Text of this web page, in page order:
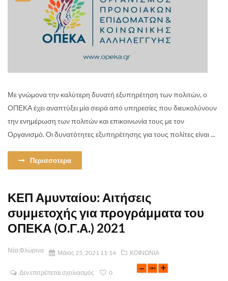
Με γνώμονα την καλύτερη δυνατή εξυπηρέτηση των πολιτών, ο
ΟΠΕΚΑ έχει αναπτύξει μία σειρά από υπηρεσίες που διευκολύνουν
την ενημέρωση των πολιτών και επικοινωνία τους με τον
Οργανισμό. Οι δυνατότητες εξυπηρέτησης για τους πολίτες είναι ...
Περισσοτερα
ΚΕΠ Αμυνταίου: Αιτήσεις
συμμετοχής για προγράμματα του
ΟΠΕΚΑ (Ο.Γ.Α.) 2021
Νέα Φλώρινα Μάιος 25, 2021 11:14 ΚΟΙΝΩΝΙΑ
Δεν επιτρέπεται σχολιασμός 0